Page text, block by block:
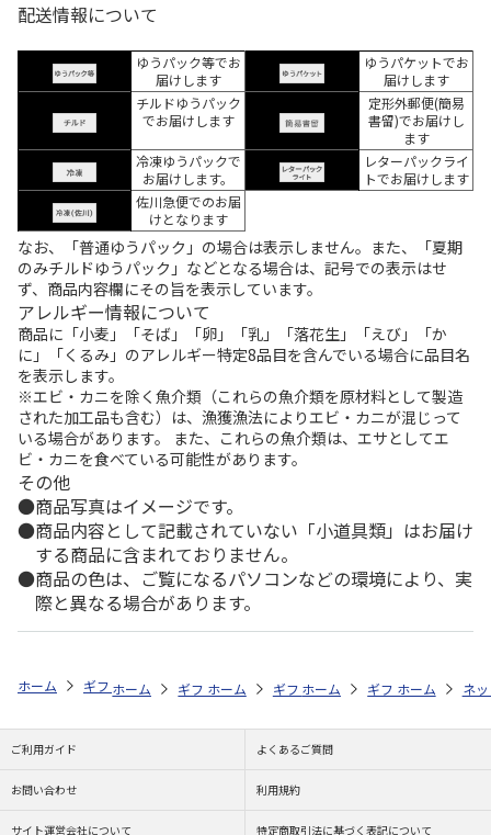
配送情報について
ゆうパック等でお
届けします
ゆうパケットでお
届けします
チルドゆうパック
でお届けします
定形外郵便(簡易
書留)でお届けし
ます
冷凍ゆうパックで
お届けします。
レターパックライ
トでお届けします
佐川急便でのお届
けとなります
なお、「普通ゆうパック」の場合は表示しません。また、「夏期
のみチルドゆうパック」などとなる場合は、記号での表示はせ
ず、商品内容欄にその旨を表示しています。
アレルギー情報について
商品に「小麦」「そば」「卵」「乳」「落花生」「えび」「か
に」「くるみ」のアレルギー特定8品目を含んでいる場合に品目名
を表示します。
※エビ・カニを除く魚介類（これらの魚介類を原材料として製造
された加工品も含む）は、漁獲漁法によりエビ・カニが混じって
いる場合があります。 また、これらの魚介類は、エサとしてエ
ビ・カニを食べている可能性があります。
その他
商品写真はイメージです。
商品内容として記載されていない「小道具類」はお届け
する商品に含まれておりません。
商品の色は、ご覧になるパソコンなどの環境により、実
際と異なる場合があります。
ホーム ギフトストア お中元・夏ギフト特集 2026 お菓子・スイーツ
ホーム ギフトストア お中元・夏ギフト特集 2026
ホーム ギフトストア お中元・夏ギフト
ホーム ギフトストア お
ホーム ネ
ご利用ガイド よくあるご質問
お問い合わせ 利用規約
サイト運営会社について 特定商取引法に基づく表記について